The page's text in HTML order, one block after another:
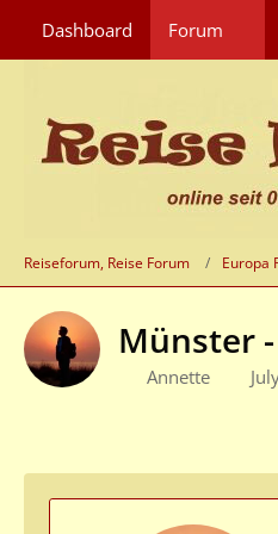
Dashboard Forum
Reiseforum, Reise Forum Europa
Münster
Annette